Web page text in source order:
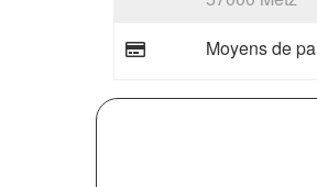
Moyens de